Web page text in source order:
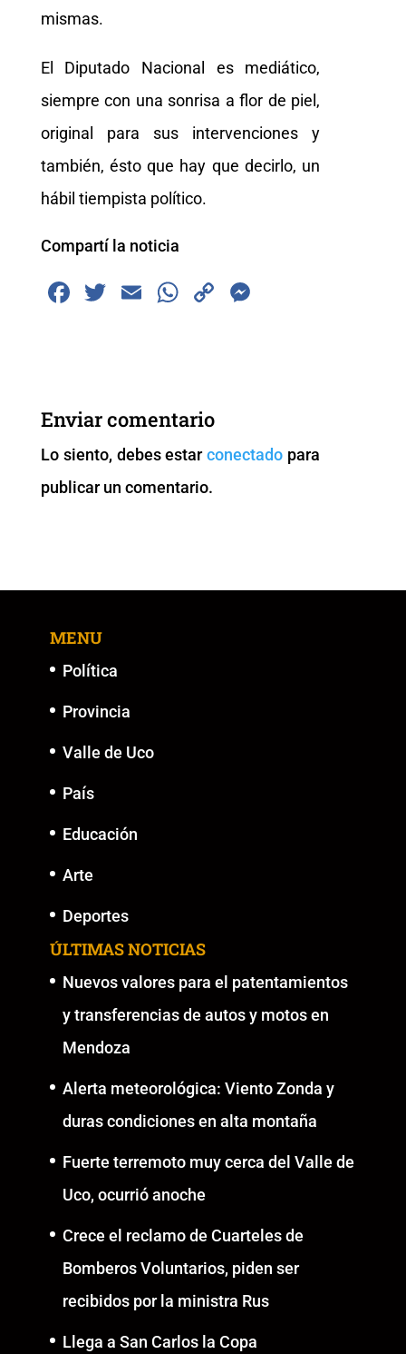
mismas.
El Diputado Nacional es mediático,
siempre con una sonrisa a flor de piel,
original para sus intervenciones y
también, ésto que hay que decirlo, un
hábil tiempista político.
Compartí la noticia
F
b
o
o
k
T
E
W
A
p
p
C
k
er
Enviar comentario
Lo siento, debes estarconectado para
publicar un comentario.
MENU
Política
Provincia
Valle de Uco
País
Educación
Arte
Deportes
ÚLTIMAS NOTICIAS
Nuevos valores para el patentamientos
y transferencias de autos y motos en
Mendoza
Alerta meteorológica: Viento Zonda y
duras condiciones en alta montaña
Fuerte terremoto muy cerca del Valle de
Uco, ocurrió anoche
Crece el reclamo de Cuarteles de
Bomberos Voluntarios, piden ser
recibidos por la ministra Rus
Llega a San Carlos la Copa